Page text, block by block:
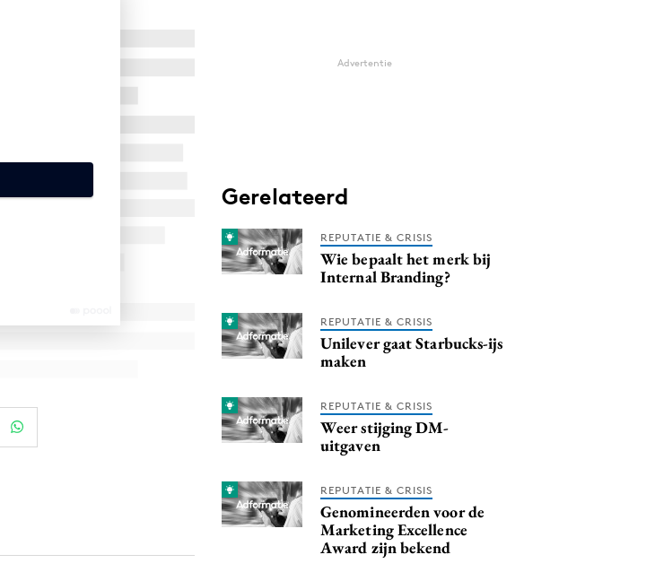
Advertentie
Gerelateerd
REPUTATIE & CRISIS
Wie bepaalt het merk bij
Internal Branding?
REPUTATIE & CRISIS
Unilever gaat Starbucks-ijs
maken
REPUTATIE & CRISIS
Weer stijging DM-
uitgaven
REPUTATIE & CRISIS
Genomineerden voor de
Marketing Excellence
Award zijn bekend